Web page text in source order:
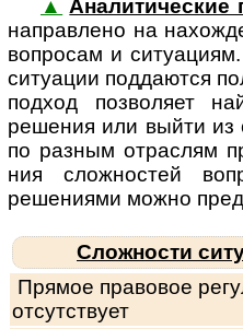
▲
на­п­рав­ле­но на
вопросам и
ситуации поддаются
подход позволяет
решения или выйти
по разным отраслям
ния сложностей
решениями можно
Сложности
Прямое правовое
отсутствует